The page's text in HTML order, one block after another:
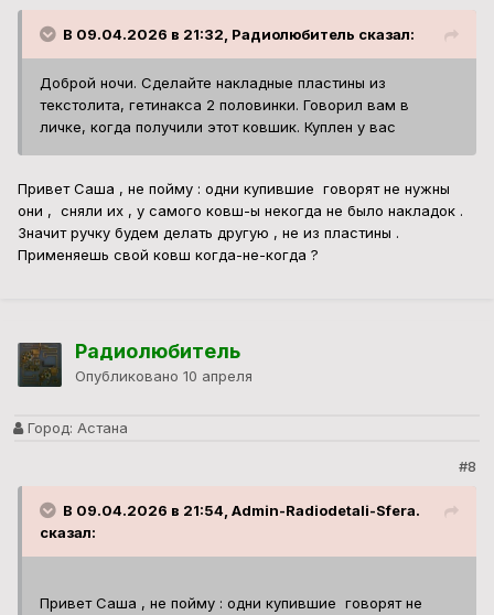
В 09.04.2026 в 21:32, Радиолюбитель сказал:
Доброй ночи. Сделайте накладные пластины из
текстолита, гетинакса 2 половинки. Говорил вам в
личке, когда получили этот ковшик. Куплен у вас
Привет Саша , не пойму : одни купившие говорят не нужны
они , сняли их , у самого ковш-ы некогда не было накладок .
Значит ручку будем делать другую , не из пластины .
Применяешь свой ковш когда-не-когда ?
Радиолюбитель
Опубликовано 10 апреля
Город: Астана
#8
В 09.04.2026 в 21:54, Admin-Radiodetali-Sfera.
сказал:
Привет Саша , не пойму : одни купившие говорят не